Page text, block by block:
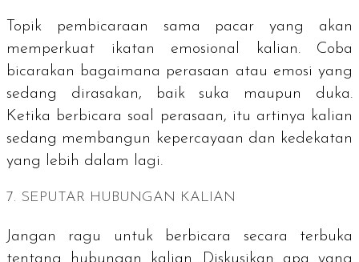
Topik pembicaraan sama pacar yang akan
memperkuat ikatan emosional kalian. Coba
bicarakan bagaimana perasaan atau emosi yang
sedang dirasakan, baik suka maupun duka.
Ketika berbicara soal perasaan, itu artinya kalian
sedang membangun kepercayaan dan kedekatan
yang lebih dalam lagi.
7. SEPUTAR HUBUNGAN KALIAN
Jangan ragu untuk berbicara secara terbuka